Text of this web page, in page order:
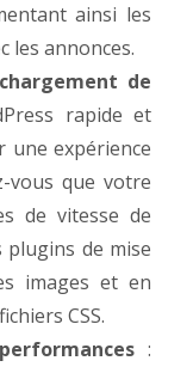
ainsi les
les annonces.
de
rapide et
expérience
vous que votre
de vitesse de
de mise
images et en
CSS.
: